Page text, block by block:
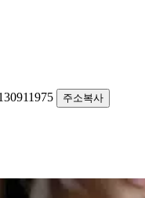
주소복사